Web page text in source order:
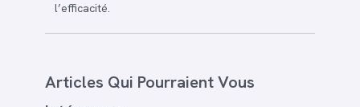
l’efficacité.
Articles Qui Pourraient Vous